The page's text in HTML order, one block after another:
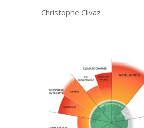
Christophe Clivaz